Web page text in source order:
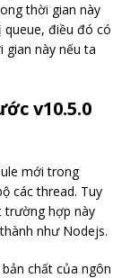
thời gian này
queue, điều đó có
gian này nếu ta
v10.5.0
mới trong
các thread. Tuy
trường hợp này
như Nodejs.
chất của ngôn